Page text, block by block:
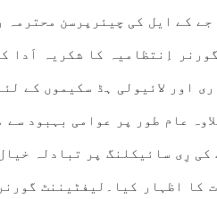
کے ایل کی چیئرپرسن محترمہ
اِنتظامیہ کا شکریہ اَدا
اور لائیولی ہڈ سکیموں کے
عام طور پر عوامی بہبود سے
رِی سائیکلنگ پر تبادلہ
اظہار کیا۔لیفٹیننٹ